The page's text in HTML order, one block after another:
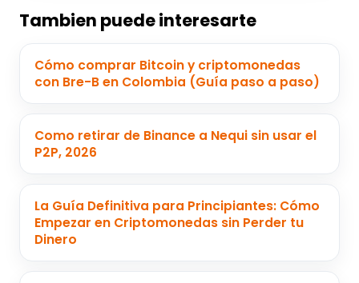
Tambien puede interesarte
Cómo comprar Bitcoin y criptomonedas
con Bre-B en Colombia (Guía paso a paso)
Como retirar de Binance a Nequi sin usar el
P2P, 2026
La Guía Definitiva para Principiantes: Cómo
Empezar en Criptomonedas sin Perder tu
Dinero